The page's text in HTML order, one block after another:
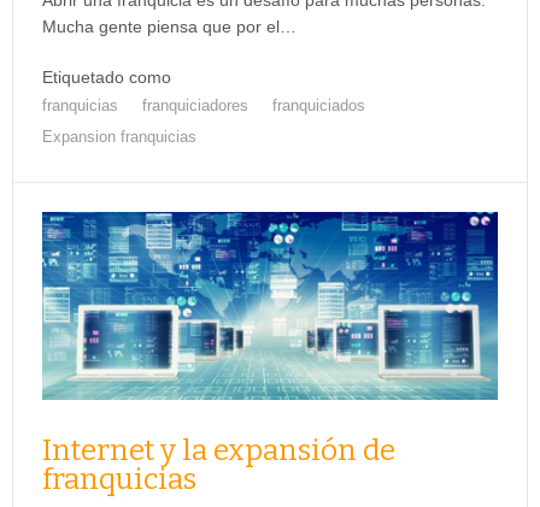
Mucha gente piensa que por el…
Etiquetado como
franquicias franquiciadores
franquiciados
Expansion franquicias
Internet y la expansión de
franquicias